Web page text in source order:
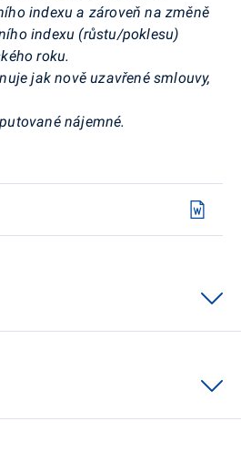
indexu a zároveň na změně
indexu (růstu/poklesu)
roku.
jak nově uzavřené smlouvy,
nájemné.